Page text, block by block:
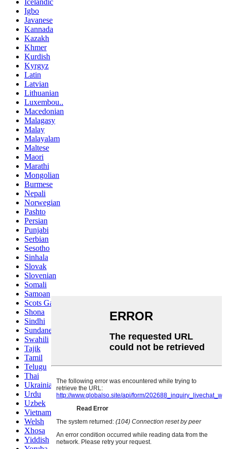
Icelandic
Igbo
Javanese
Kannada
Kazakh
Khmer
Kurdish
Kyrgyz
Latin
Latvian
Lithuanian
Luxembou..
Macedonian
Malagasy
Malay
Malayalam
Maltese
Maori
Marathi
Mongolian
Burmese
Nepali
Norwegian
Pashto
Persian
Punjabi
Serbian
Sesotho
Sinhala
Slovak
Slovenian
Somali
Samoan
Scots Gaelic
Shona
Sindhi
Sundanese
Swahili
Tajik
Tamil
Telugu
Thai
Ukrainian
Urdu
Uzbek
Vietnamese
Welsh
Xhosa
Yiddish